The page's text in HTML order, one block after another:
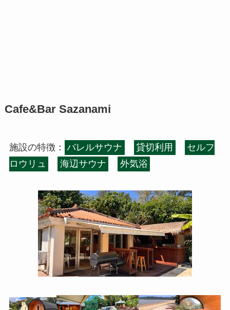
Cafe&Bar Sazanami
施設の特徴： バレルサウナ 貸切利用
セルフ
ロウリュ
海辺サウナ 外気浴